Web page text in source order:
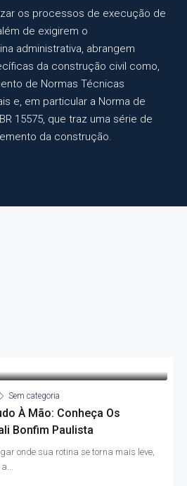
os processos de execução de
de exigirem o
administrativa, abrangem
da construção civil como,
de Normas Técnicas
e, em particular a Norma de
15575, que traz uma série de
da construção.
Sem categoria
À Mão: Conheça Os
Bonfim Paulista
onde sua rotina se torna mais leve,